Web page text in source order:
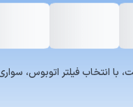
به شرح زیر است، با انتخاب